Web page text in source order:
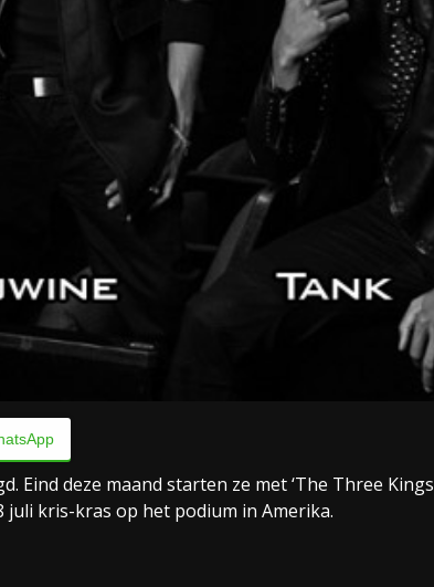
Eind deze maand starten ze met ‘The Three Kings
juli kris-kras op het podium in Amerika.